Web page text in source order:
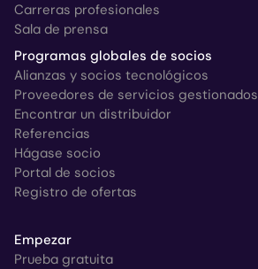
Carreras profesionales
Sala de prensa
Programas globales de socios
Alianzas y socios tecnológicos
Proveedores de servicios gestionados
Encontrar un distribuidor
Referencias
Hágase socio
Portal de socios
Registro de ofertas
Empezar
Prueba gratuita